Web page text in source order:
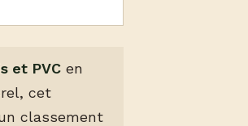
et PVC en
cet
classement